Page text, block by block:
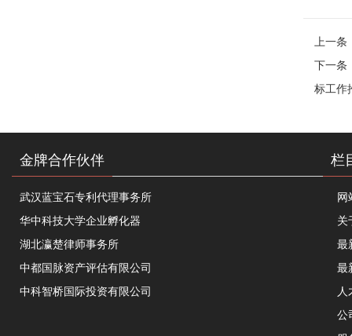
上一
下一条
标工作
金牌合作伙伴
武汉蓝宝石专利代理事务所
华中科技大学企业孵化器
湖北瀛楚律师事务所
中都国脉资产评估有限公司
中科智桥国际投资有限公司
栏
网
关
最
最
人
公